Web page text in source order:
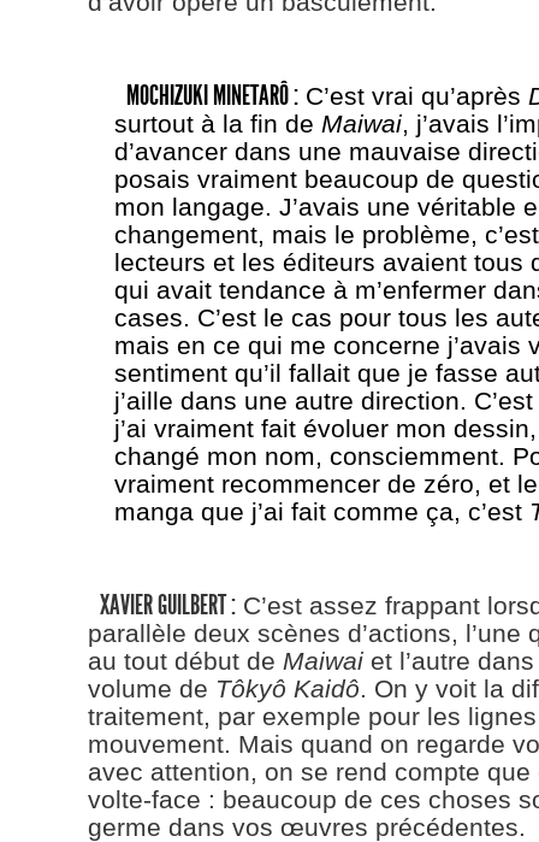
MOCHIZUKI MINETARÔ :C’est vrai qu’après
surtout à la fin de Maiwai, j’avais
d’avancer dans une mauvaise
posais vraiment beaucoup de
mon langage. J’avais une véritable
changement, mais le problème,
lecteurs et les éditeurs avaient tous
qui avait tendance à m’enfermer
cases. C’est le cas pour tous les
mais en ce qui me concerne j’avais
sentiment qu’il fallait que je fasse
j’aille dans une autre direction.
j’ai vraiment fait évoluer mon
changé mon nom, consciemment.
vraiment recommencer de zéro, et
manga que j’ai fait comme ça, c’est
XAVIER GUILBERT :C’est assez frappant
parallèle deux scènes d’actions, l’une
au tout début de Maiwaiet l’autre
volume de Tôkyô Kaidô. On y voit la
traitement, par exemple pour les
mouvement. Mais quand on regarde
avec attention, on se rend compte que
volte-face : beaucoup de ces choses
germe dans vos œuvres précédentes.